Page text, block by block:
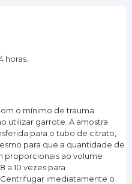
horas.
o mínimo de trauma
utilizar garrote. A amostra
para o tubo de citrato,
para que a quantidade de
proporcionais ao volume
a 10 vezes para
imediatamente o